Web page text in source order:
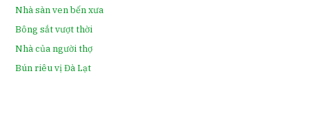
Nhà sàn ven bến xưa
Bông sắt vượt thời
Nhà của người thợ
Bún riêu vị Đà Lạt